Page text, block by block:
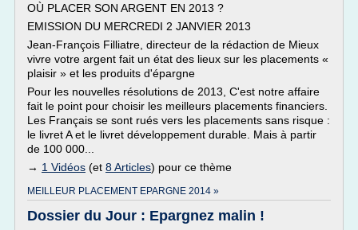
OÙ PLACER SON ARGENT EN 2013 ?
EMISSION DU MERCREDI 2 JANVIER 2013
Jean-François Filliatre, directeur de la rédaction de Mieux
vivre votre argent fait un état des lieux sur les placements «
plaisir » et les produits d'épargne
Pour les nouvelles résolutions de 2013, C'est notre affaire
fait le point pour choisir les meilleurs placements financiers.
Les Français se sont rués vers les placements sans risque :
le livret A et le livret développement durable. Mais à partir
de 100 000...
→ 1 Vidéos (et 8 Articles) pour ce thème
MEILLEUR PLACEMENT EPARGNE 2014 »
Dossier du Jour : Epargnez malin !